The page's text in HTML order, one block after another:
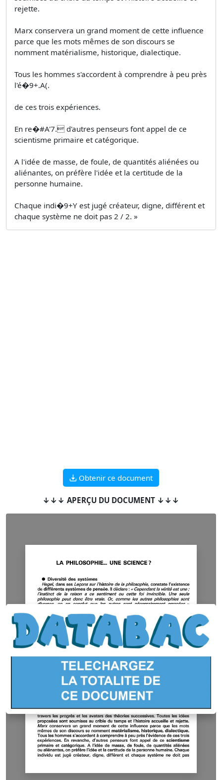
rejette.
Marx conservera un grand moment de cette influence
parce que les mots mêmes de son discours se
nomment matérialisme, historique, dialectique.
Tous les hommes s'accordent à comprendre à peu près
l'é�9+.A(.
de ces trois expériences.
En re�#A'7. d'autres penseurs font appel de ce
scientisme primaire et catégorique.
A l'idée de masse, de foule, de quantités aliénées ou
aliénantes, on préfère l'idée et la certitude de la
personne humaine.
Chaque indi�9+Y est jugé créateur, digne, différent et
chaque système ne doit pas 2 / 2. »
Obtenir ce document
↓↓↓ APERÇU DU DOCUMENT ↓↓↓